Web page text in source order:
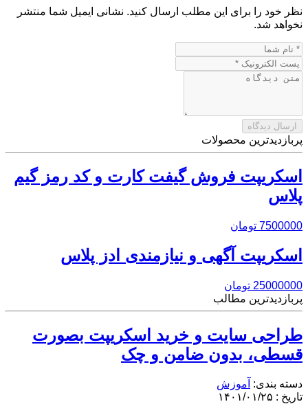
نظر خود را برای این مطلب ارسال کنید. نشانی ایمیل شما منتشر
نخواهد شد.
پربازدیدترین محصولات
اسکریپت فروش گیفت کارت و کد رمز گیم
پلاس
7500000 تومان
اسکریپت آگهی و نیازمندی ادز پلاس
25000000 تومان
پربازدیدترین مطالب
طراحی سایت و خرید اسکریپت بصورت
قسطی، بدون ضامن و چک
دسته بندی: آموزش
تاریخ : ۱۴۰۱/۰۱/۲۵